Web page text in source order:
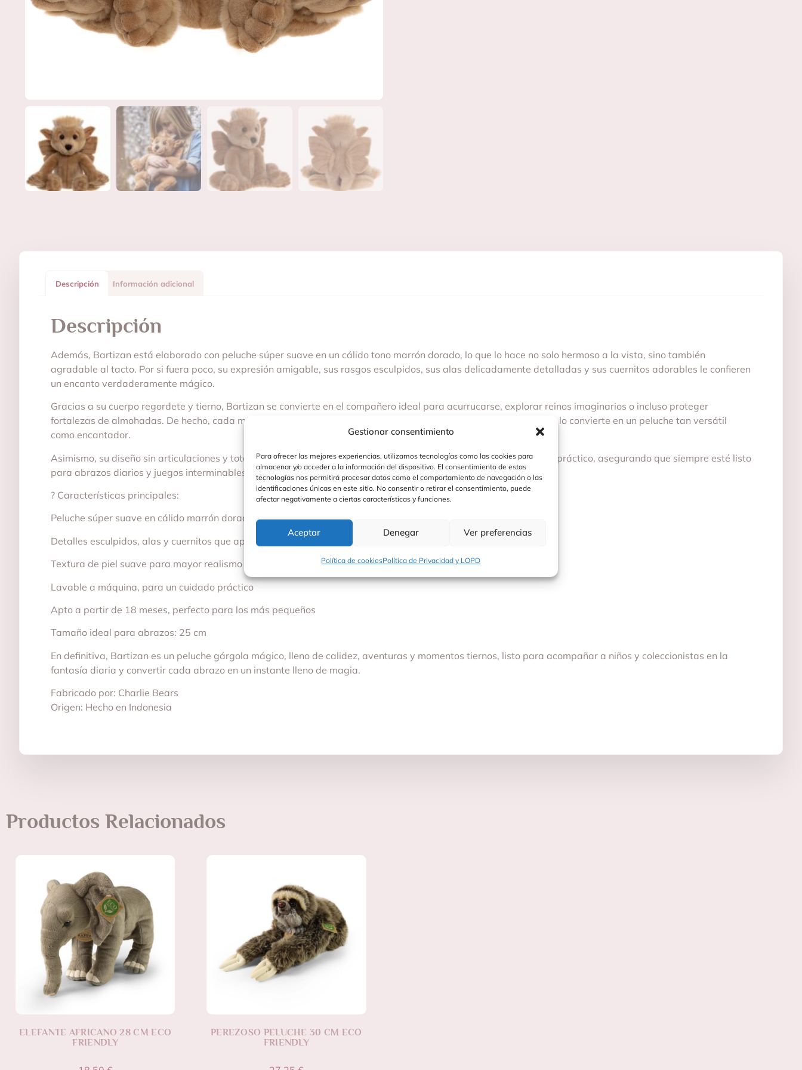
Gestionar consentimiento
Para ofrecer las mejores experiencias, utilizamos tecnologías como las cookies para
almacenar y/o acceder a la información del dispositivo. El consentimiento de estas
tecnologías nos permitirá procesar datos como el comportamiento de navegación o las
identificaciones únicas en este sitio. No consentir o retirar el consentimiento, puede
afectar negativamente a ciertas características y funciones.
Aceptar Denegar Ver preferencias
Política de cookiesPolítica de Privacidad y LOPD
Descripción Información adicional
Descripción
Además, Bartizan está elaborado con peluche súper suave en un cálido tono marrón dorado, lo que lo hace no solo hermoso a la vista, sino también
agradable al tacto. Por si fuera poco, su expresión amigable, sus rasgos esculpidos, sus alas delicadamente detalladas y sus cuernitos adorables le confieren
un encanto verdaderamente mágico.
Gracias a su cuerpo regordete y tierno, Bartizan se convierte en el compañero ideal para acurrucarse, explorar reinos imaginarios o incluso proteger
fortalezas de almohadas. De hecho, cada momento con Bartizan se transforma en una aventura fantástica, lo que lo convierte en un peluche tan versátil
como encantador.
Asimismo, su diseño sin articulaciones y totalmente lavable a máquina hace que cuidar de Bartizan sea sencillo y práctico, asegurando que siempre esté listo
para abrazos diarios y juegos interminables.
? Características principales:
Peluche súper suave en cálido marrón dorado, ideal para abrazos y mimos
Detalles esculpidos, alas y cuernitos que aportan un toque místico y caprichoso
Textura de piel suave para mayor realismo y encanto
Lavable a máquina, para un cuidado práctico
Apto a partir de 18 meses, perfecto para los más pequeños
Tamaño ideal para abrazos: 25 cm
En definitiva, Bartizan es un peluche gárgola mágico, lleno de calidez, aventuras y momentos tiernos, listo para acompañar a niños y coleccionistas en la
fantasía diaria y convertir cada abrazo en un instante lleno de magia.
Fabricado por: Charlie Bears
Origen: Hecho en Indonesia
Productos Relacionados
ELEFANTE AFRICANO 28 CM ECO
FRIENDLY
PEREZOSO PELUCHE 30 CM ECO
FRIENDLY